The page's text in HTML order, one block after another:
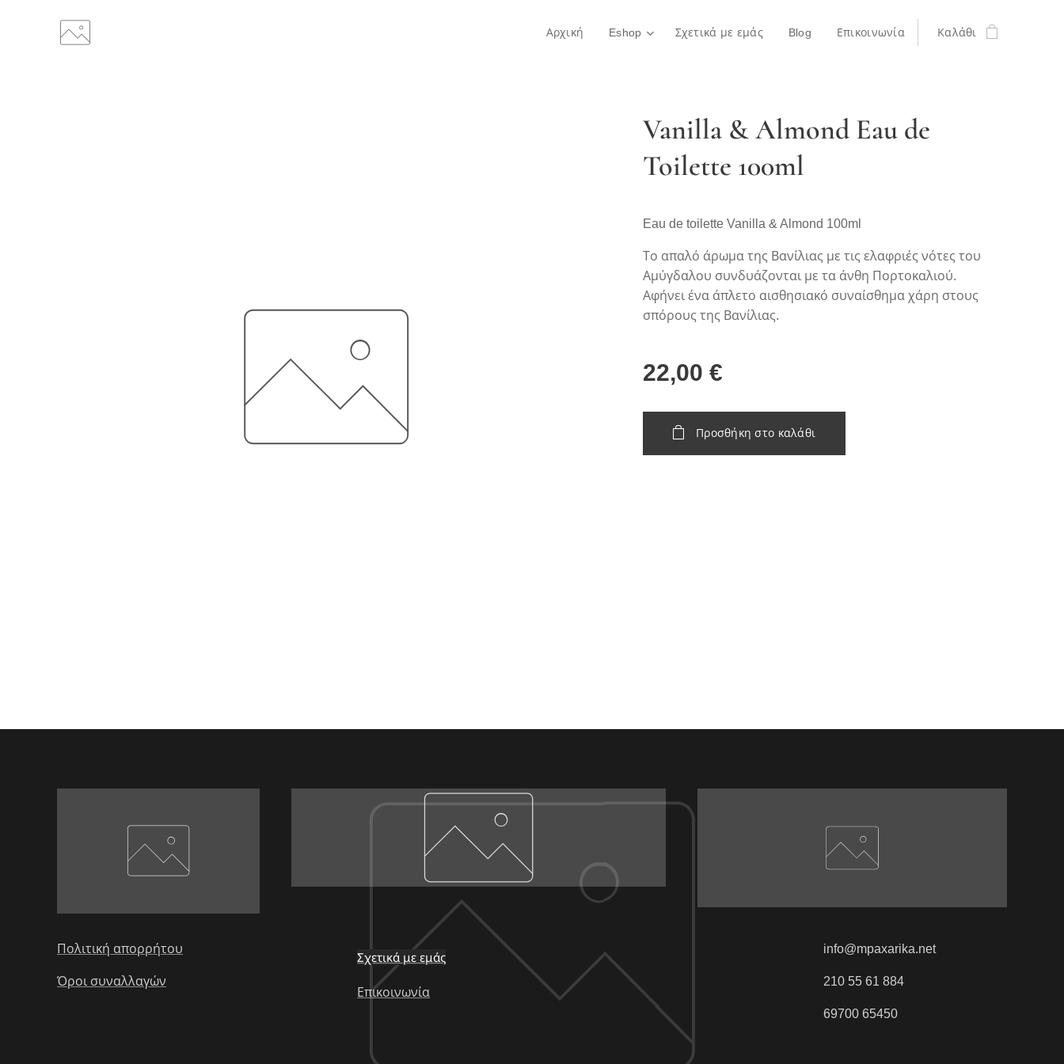
Αρχική Eshop Σχετικά με εμάς Blog Επικοινωνία Καλάθι
Vanilla & Almond Eau de
Toilette 100ml
Eau de toilette Vanilla & Almond 100ml
Το απαλό άρωμα της Βανίλιας με τις ελαφριές νότες του
Αμύγδαλου συνδυάζονται με τα άνθη Πορτοκαλιού.
Αφήνει ένα άπλετο αισθησιακό συναίσθημα χάρη στους
σπόρους της Βανίλιας.
22,00 €
Προσθήκη στο καλάθι
Πολιτική απορρήτου
Όροι συναλλαγών
Σχετικά με εμάς
Επικοινωνία
info@mpaxarika.net
210 55 61 884
69700 65450